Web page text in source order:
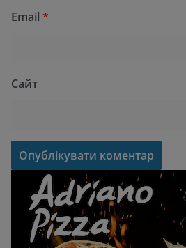
Email *
Сайт